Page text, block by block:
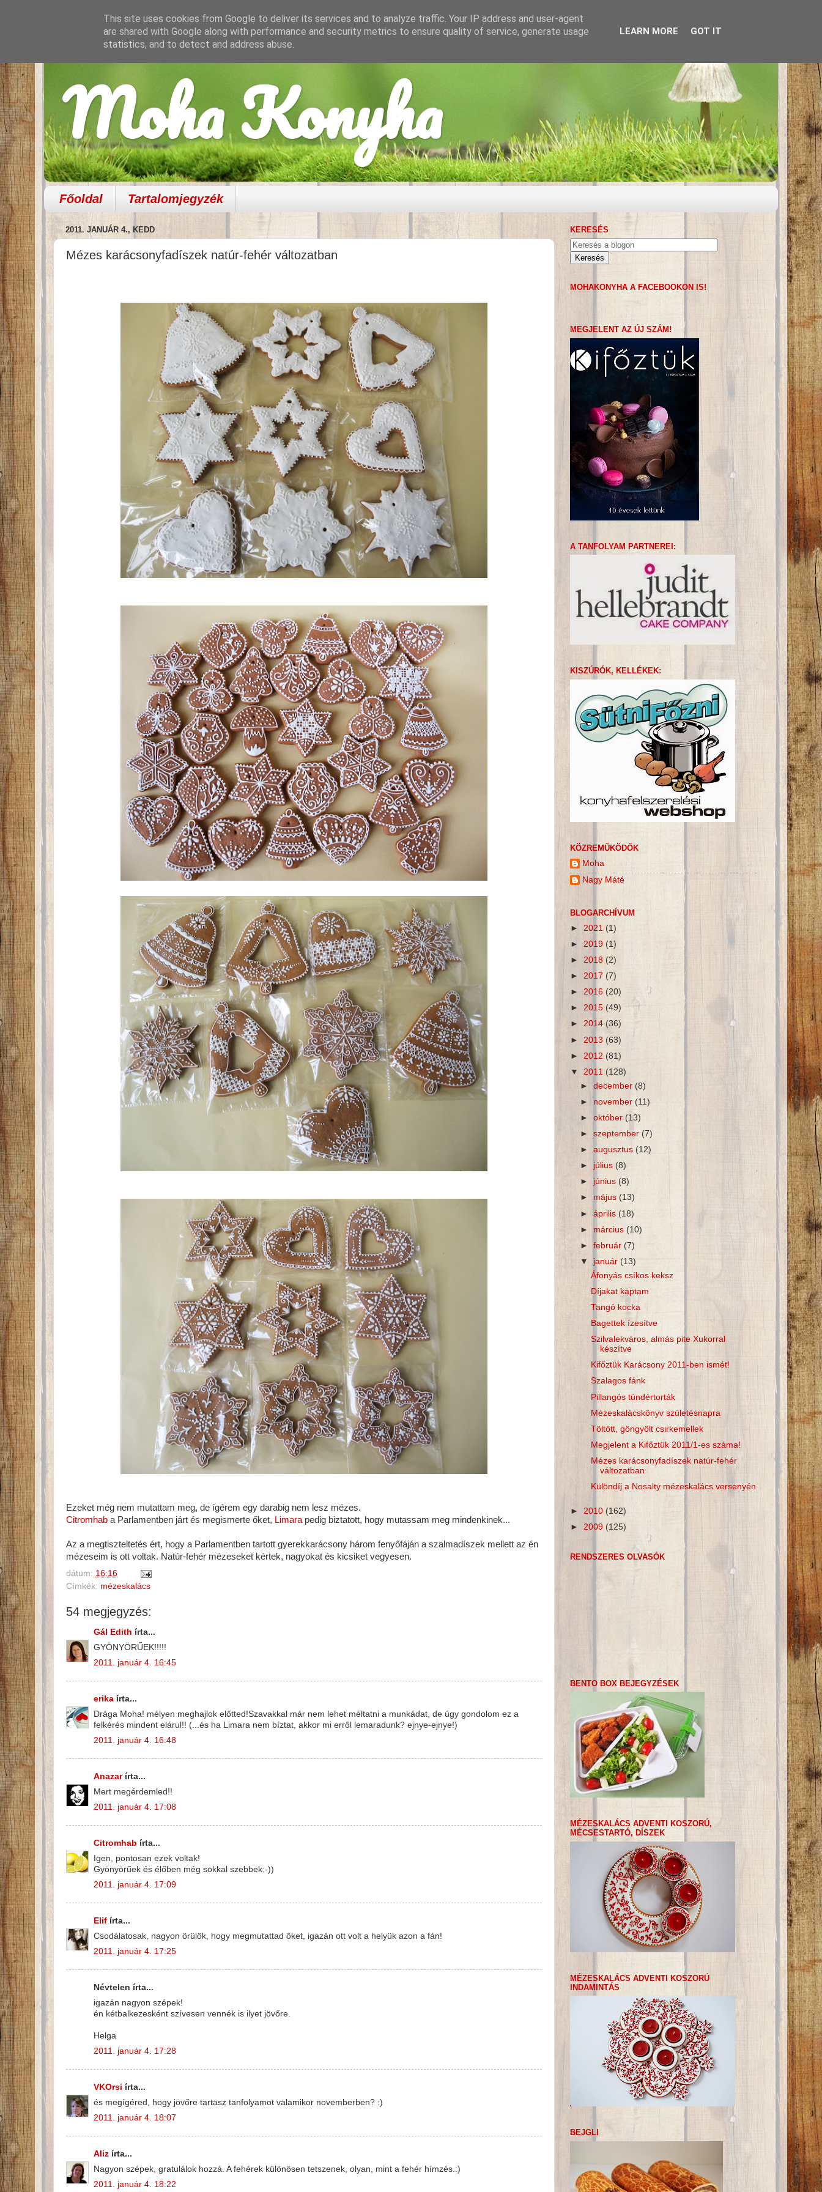
Moha Konyha
Főoldal Tartalomjegyzék
2011. JANUÁR 4., KEDD
Mézes karácsonyfadíszek natúr-fehér változatban
Ezeket még nem mutattam meg, de ígérem egy darabig nem lesz mézes.
Citromhab a Parlamentben járt és megismerte őket, Limara pedig biztatott, hogy mutassam meg mindenkinek...
Az a megtiszteltetés ért, hogy a Parlamentben tartott gyerekkarácsony három fenyőfáján a szalmadíszek mellett az én
mézeseim is ott voltak. Natúr-fehér mézeseket kértek, nagyokat és kicsiket vegyesen.
dátum: 16:16
Címkék: mézeskalács
54 megjegyzés:
Gál Edith írta...
GYÖNYÖRŰEK!!!!!
2011. január 4. 16:45
erika írta...
Drága Moha! mélyen meghajlok előtted!Szavakkal már nem lehet méltatni a munkádat, de úgy gondolom ez a
felkérés mindent elárul!! (...és ha Limara nem bíztat, akkor mi erről lemaradunk? ejnye-ejnye!)
2011. január 4. 16:48
Anazarírta...
Mert megérdemled!!
2011. január 4. 17:08
Citromhab írta...
Igen, pontosan ezek voltak!
Gyönyörűek és élőben még sokkal szebbek:-))
2011. január 4. 17:09
Elif írta...
Csodálatosak, nagyon örülök, hogy megmutattad őket, igazán ott volt a helyük azon a fán!
2011. január 4. 17:25
Névtelen írta...
igazán nagyon szépek!
én kétbalkezesként szívesen vennék is ilyet jövőre.
Helga
2011. január 4. 17:28
VKOrsi írta...
és megígéred, hogy jövőre tartasz tanfolyamot valamikor novemberben? :)
2011. január 4. 18:07
Aliz írta...
Nagyon szépek, gratulálok hozzá. A fehérek különösen tetszenek, olyan, mint a fehér hímzés.:)
2011. január 4. 18:22
KERESÉS
MOHAKONYHA A FACEBOOKON IS!
MEGJELENT AZ ÚJ SZÁM!
A TANFOLYAM PARTNEREI:
KISZÚRÓK, KELLÉKEK:
KÖZREMŰKÖDŐK
Moha
Nagy Máté
BLOGARCHÍVUM
► 2021 (1)
► 2019 (1)
► 2018 (2)
► 2017 (7)
► 2016 (20)
► 2015 (49)
► 2014 (36)
► 2013 (63)
► 2012 (81)
▼ 2011 (128)
►december (8)
► november(11)
►október (13)
►szeptember (7)
►augusztus (12)
► július(8)
► június (8)
► május (13)
►április (18)
► március (10)
►február(7)
▼ január (13)
Áfonyás csíkos keksz
Díjakat kaptam
Tangó kocka
Bagettek ízesítve
Szilvalekváros, almás pite Xukorral
készítve
Kifőztük Karácsony 2011-ben ismét!
Szalagos fánk
Pillangós tündértorták
Mézeskalácskönyv születésnapra
Töltött, göngyölt csirkemellek
Megjelent a Kifőztük 2011/1-es száma!
Mézes karácsonyfadíszek natúr-fehér
változatban
Különdíj a Nosalty mézeskalács versenyén
► 2010 (162)
► 2009 (125)
RENDSZERES OLVASÓK
BENTO BOX BEJEGYZÉSEK
MÉZESKALÁCS ADVENTI KOSZORÚ,
MÉCSESTARTÓ, DÍSZEK
MÉZESKALÁCS ADVENTI KOSZORÚ
INDAMINTÁS
BEJGLI
This site uses cookies from Google to deliver its services and to analyze traffic. Your IP address and user-agent
are shared with Google along with performance and security metrics to ensure quality of service, generate usage
statistics, and to detect and address abuse.
LEARN MORE GOT IT